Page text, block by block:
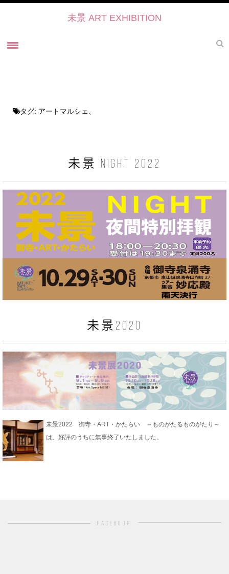
未景 ART EXHIBITION
未景2021・出展作家紹介
お問い合せ
未景イベントのご予約について2022
タグ: アートマルシェ、
未景 NIGHT 2022
未景2020
未景2022 御寺・ART・かたらい ～ものがたるものがたり～
は、好評のうちに無事終了いたしました。
facebook